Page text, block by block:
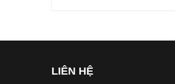
LIÊN HỆ